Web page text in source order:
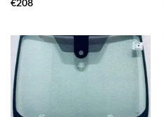
€208